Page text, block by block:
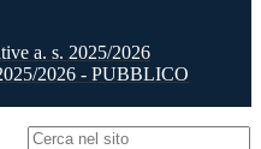
a. s. 2025/2026
2026 - PUBBLICO